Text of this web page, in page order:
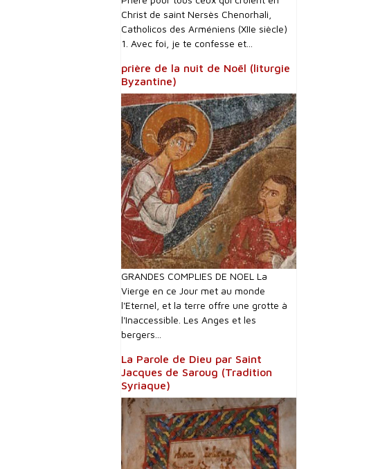
Christ de saint Nersès Chenorhali,
Catholicos des Arméniens (XIIe siècle)
1. Avec foi, je te confesse et...
prière de la nuit de Noël (liturgie
Byzantine)
GRANDES COMPLIES DE NOEL La
Vierge en ce Jour met au monde
l'Eternel, et la terre offre une grotte à
l'Inaccessible. Les Anges et les
bergers...
La Parole de Dieu par Saint
Jacques de Saroug (Tradition
Syriaque)